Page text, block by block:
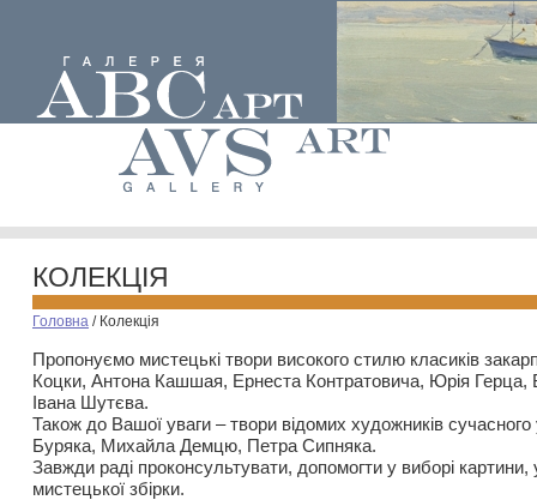
КОЛЕКЦІЯ
Головна / Колекція
Пропонуємо мистецькі твори високого стилю класиків
Коцки, Антона Кашшая, Ернеста Контратовича, Юрія
Івана Шутєва.
Також до Вашої уваги – твори відомих художників
Буряка, Михайла Демцю, Петра Сипняка.
Завжди раді проконсультувати, допомогти у виборі картини,
мистецької збірки.